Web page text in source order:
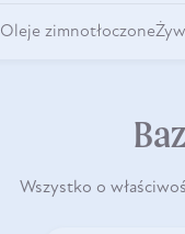
Oleje zimnotłoczone
Wszystko o